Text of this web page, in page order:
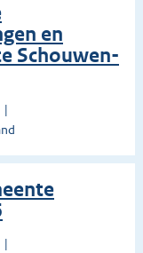
en
Schouwen-